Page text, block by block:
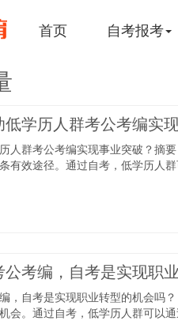
首页 自考报考
低学历人群考公考编实
人群考公考编实现事业突破？摘
有效途径。通过自考，低学历人
考编，自考是实现职
，自考是实现职业转型的机会吗
会。通过自考，低学历人群可以